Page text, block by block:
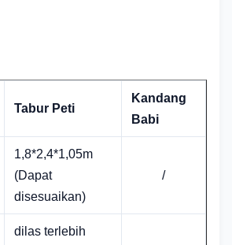
Tabur Peti
Kandang
Babi
1,8*2,4*1,05m
(Dapat
disesuaikan)
/
dilas terlebih